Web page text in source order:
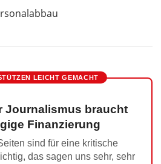
LEICHT GEMACHT
Journalismus braucht
Finanzierung
sind für eine kritische
das sagen uns sehr, sehr